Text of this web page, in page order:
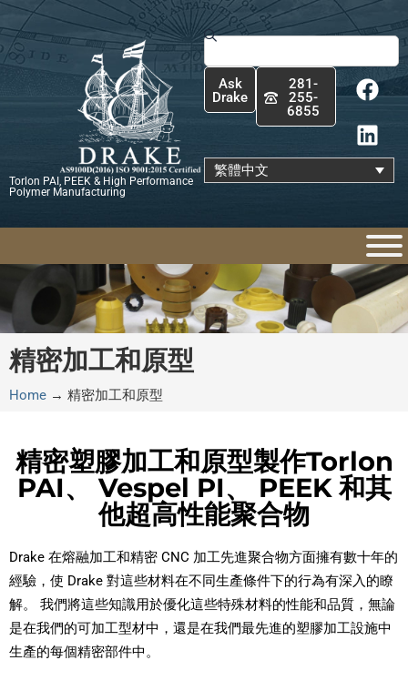
跳
至
主
Torlon PAI, PEEK & High Performance
Polymer Manufacturing
搜
尋
Ask
Drake
281-
255-
6855
F
a
c
e
b
o
k
L
i
n
k
e
d
n
繁體中文
精密加工和原型
Home → 精密加工和原型
精密塑膠加工和原型製作Torlon
PAI、 Vespel PI、 PEEK 和其
他超高性能聚合物
Drake 在熔融加工和精密 CNC 加工先進聚合物方面擁有數十年的
經驗，使 Drake 對這些材料在不同生產條件下的行為有深入的瞭
解。 我們將這些知識用於優化這些特殊材料的性能和品質，無論
是在我們的可加工型材中，還是在我們最先進的塑膠加工設施中
生產的每個精密部件中。